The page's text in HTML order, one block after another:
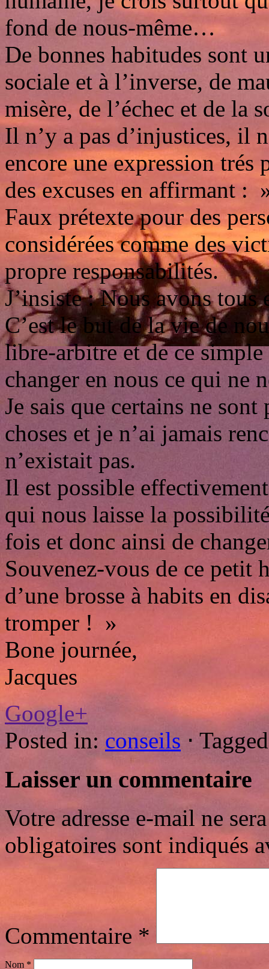
fond de nous-même…
De bonnes habitudes sont
sociale et à l’inverse, de
misère, de l’échec et de la
Il n’y a pas d’injustices, il
encore une expression trés
des excuses en affirmant :
Faux prétexte pour des
considérées comme des
propre responsabilités.
J’insiste : Nous avons
C’est le but de la vie de
libre-arbitre et de ce
changer en nous ce qui ne
Je sais que certains ne
choses et je n’ai jamais
n’existait pas.
Il est possible
qui nous laisse la
fois et donc ainsi de
Souvenez-vous de ce petit
d’une brosse à habits en
tromper ! »
Bone journée,
Jacques
Google+
Posted in: conseils ⋅
Laisser un commentaire
Votre adresse e-mail ne
obligatoires sont indiqués
Commentaire *
Nom *